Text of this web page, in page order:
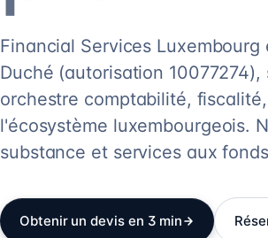
Financial Services
Duché (autorisation
orchestre comptabilité,
l'écosystème luxembourgeois.
substance et services aux
Obtenir un devis en 3 min